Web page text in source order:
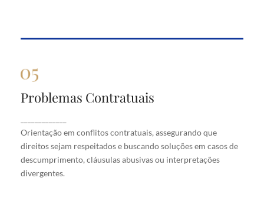
Problemas Contratuais
Orientação em conflitos contratuais, assegurando que
direitos sejam respeitados e buscando soluções em casos de
descumprimento, cláusulas abusivas ou interpretações
divergentes.
Problemas Contratuais
que direitos sejam respeitados e buscando soluções
em casos de descumprimento, cláusulas abusivas
ou interpretações divergentes.